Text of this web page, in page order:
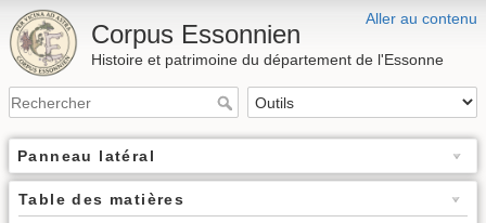
Aller au contenu
Corpus Essonnien
Histoire et patrimoine du département de l'Essonne
Panneau latéral
Table des matières